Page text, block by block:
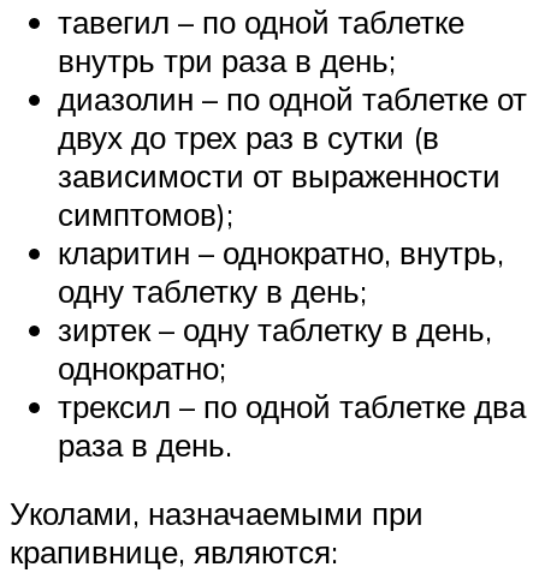
тавегил – по одной таблетке
внутрь три раза в день;
диазолин – по одной таблетке от
двух до трех раз в сутки (в
зависимости от выраженности
симптомов);
кларитин – однократно, внутрь,
одну таблетку в день;
зиртек – одну таблетку в день,
однократно;
трексил – по одной таблетке два
раза в день.
Уколами, назначаемыми при
крапивнице, являются: